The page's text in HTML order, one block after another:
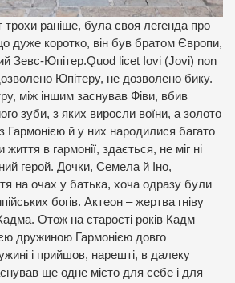
трохи раніше, була своя легенда про
дуже коротко, він був братом Європи,
Зевс-Юпітер.Quod licet Iovi (Jovi) non
Юпітеру, не дозволено бику.
між іншим заснував Фіви, вбив
зуби, з яких виросли воїни, а золото
й у них народилися багато
в гармонії, здається, не міг ні
герой. Дочки, Семела й Іно,
на очах у батька, хоча одразу були
богів. Актеон – жертва гніву
Отож на старості років Кадм
дружиною Гармонією довго
і прийшов, нарешті, в далеку
ще одне місто для себе і для